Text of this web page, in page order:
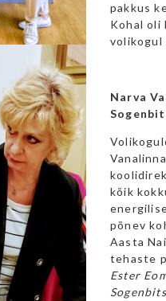
pakkus
Kohal oli
volikogul
Narva
kõik
põnev
Aasta
tehaste
Ester